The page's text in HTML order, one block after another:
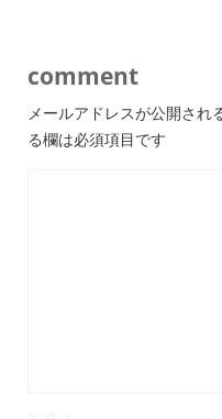
comment
メールアドレスが公開され
る欄は必須項目です